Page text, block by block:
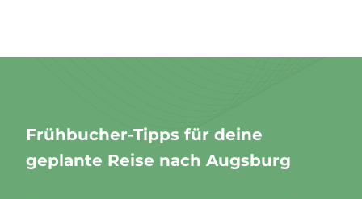
Frühbucher-Tipps für deine
geplante Reise nach Augsburg